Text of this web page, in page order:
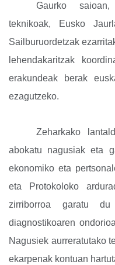
Gaurko
teknikoak, Eusko
Sailburuordetzak
lehendakaritzak
erakundeak berak
ezagutzeko.
Zeharkako
abokatu nagusiak eta
ekonomiko eta
eta Protokoloko
zirriborroa garatu
diagnostikoaren
Nagusiek aurreratutako
ekarpenak kontuan